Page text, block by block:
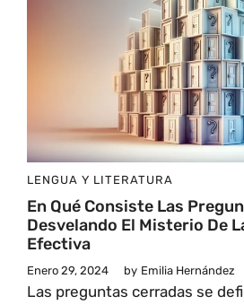
LENGUA Y LITERATURA
En Qué Consiste Las
Desvelando El Misterio De
Efectiva
Enero 29, 2024 by Emilia Hernández
Las preguntas cerradas se